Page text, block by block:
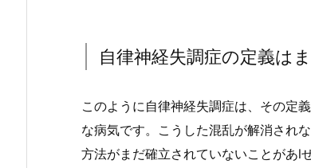
自律神経失調症の定義は
このように自律神経失調症は、その定
な病気です。こうした混乱が解消され
方法がまだ確立されていないことがあl